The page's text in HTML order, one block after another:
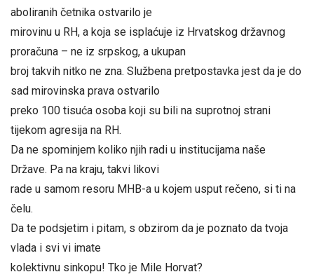
aboliranih četnika ostvarilo je
mirovinu u RH, a koja se isplaćuje iz Hrvatskog državnog
proračuna – ne iz srpskog, a ukupan
broj takvih nitko ne zna. Službena pretpostavka jest da je do
sad mirovinska prava ostvarilo
preko 100 tisuća osoba koji su bili na suprotnoj strani
tijekom agresija na RH.
Da ne spominjem koliko njih radi u institucijama naše
Države. Pa na kraju, takvi likovi
rade u samom resoru MHB-a u kojem usput rečeno, si ti na
čelu.
Da te podsjetim i pitam, s obzirom da je poznato da tvoja
vlada i svi vi imate
kolektivnu sinkopu! Tko je Mile Horvat?